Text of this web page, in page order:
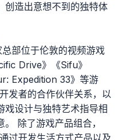
创造出意想不到的独特体
部位于伦敦的视频游戏
Drive》《Sifu》
Expedition 33》等游
发者的合作伙伴关系，以
戏设计与独特艺术指导相
除了游戏产品组合，